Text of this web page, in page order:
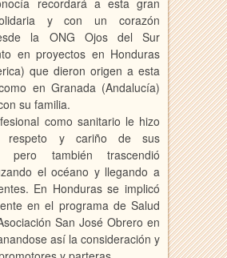
y con un corazón
la ONG Ojos del Sur
en proyectos en Honduras
que dieron origen a esta
en Granada (Andalucía)
su familia.
como sanitario le hizo
respeto y cariño de sus
pero también trascendió
el océano y llegando a
En Honduras se implicó
en el programa de Salud
San José Obrero en
así la consideración y